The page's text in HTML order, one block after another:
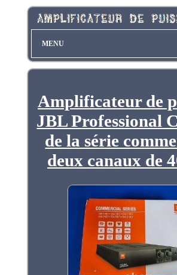
MENU
Amplificateur de
JBL Professional
de la série
deux canaux de